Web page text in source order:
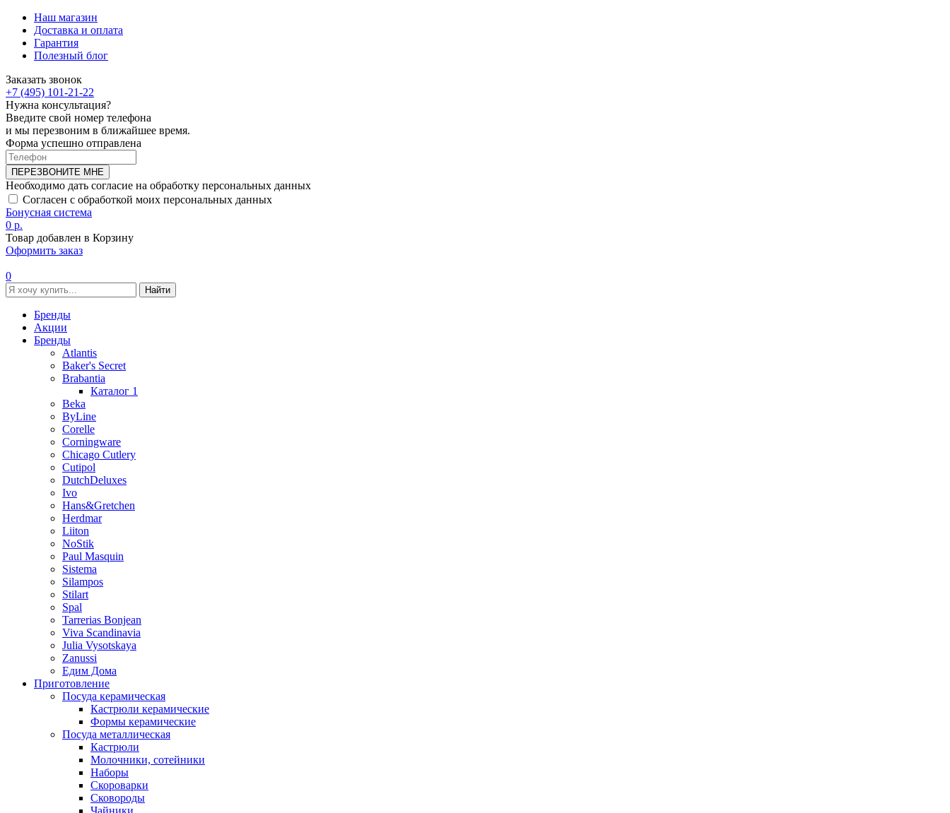
Наш магазин
Доставка и оплата
Гарантия
Полезный блог
Заказать звонок
+7 (495) 101-21-22
Нужна консультация?
Введите свой номер телефона
и мы перезвоним в ближайшее время.
Форма успешно отправлена
ПЕРЕЗВОНИТЕ МНЕ
Необходимо дать согласие на обработку персональных данных
Согласен с обработкой моих персональных данных
Бонусная система
0 р.
Товар добавлен в Корзину
Оформить заказ
0
Найти
Бренды
Акции
Бренды
Atlantis
Baker's Secret
Brabantia
Каталог 1
Beka
ByLine
Corelle
Corningware
Chicago Cutlery
Cutipol
DutchDeluxes
Ivo
Hans&Gretchen
Herdmar
Liiton
NoStik
Paul Masquin
Sistema
Silampos
Stilart
Spal
Tarrerias Bonjean
Viva Scandinavia
Julia Vysotskaya
Zanussi
Едим Дома
Приготовление
Посуда керамическая
Кастрюли керамические
Формы керамические
Посуда металлическая
Кастрюли
Молочники, сотейники
Наборы
Скороварки
Сковороды
Чайники